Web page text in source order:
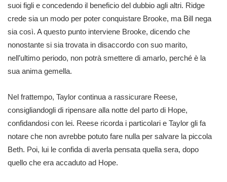
suoi figli e concedendo il beneficio del dubbio agli altri. Ridge
crede sia un modo per poter conquistare Brooke, ma Bill nega
sia così. A questo punto interviene Brooke, dicendo che
nonostante si sia trovata in disaccordo con suo marito,
nell’ultimo periodo, non potrà smettere di amarlo, perché è la
sua anima gemella.
Nel frattempo, Taylor continua a rassicurare Reese,
consigliandogli di ripensare alla notte del parto di Hope,
confidandosi con lei. Reese ricorda i particolari e Taylor gli fa
notare che non avrebbe potuto fare nulla per salvare la piccola
Beth. Poi, lui le confida di averla pensata quella sera, dopo
quello che era accaduto ad Hope.